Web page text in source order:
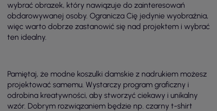
wybrać obrazek, który nawiązuje do zainteresowań
obdarowywanej osoby. Ogranicza Cię jedynie wyobraźnia,
więc warto dobrze zastanowić się nad projektem i wybrać
ten idealny.
Pamiętaj, że modne koszulki damskie z nadrukiem możesz
projektować samemu. Wystarczy program graficzny i
odrobina kreatywności, aby stworzyć ciekawy i unikalny
wzór. Dobrym rozwiązaniem będzie np. czarny t-shirt